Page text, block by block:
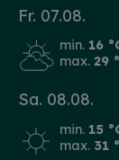
Fr. 07.08.
min. 16
max. 29
Sa. 08.08.
min. 15
max. 31